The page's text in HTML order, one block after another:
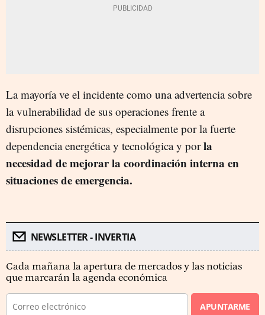
La mayoría ve el incidente como una advertencia sobre
la vulnerabilidad de sus operaciones frente a
disrupciones sistémicas, especialmente por la fuerte
dependencia energética y tecnológica y porla
necesidad de mejorar la coordinación interna en
situaciones de emergencia.
NEWSLETTER - INVERTIA
Cada mañana la apertura de mercados y las noticias
que marcarán la agenda económica
APUNTARME